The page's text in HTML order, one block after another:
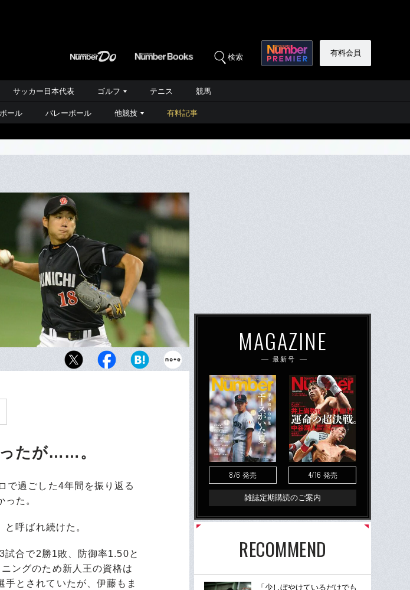
検索 有料会員
サッカー日本代表 ゴルフ テニス 競馬
ール バレーボール 他競技 有料記事
イマックスシリーズ・ファイナルステージ第2戦での
ったが……。
で過ごした4年間を振り返る
た。
呼ばれ続けた。
合で2勝1敗、防御率1.50と
ングのため新人王の資格は
とされていたが、伊藤もま
MAGAZINE
最新号
8/6 発売 4/16 発売
雑誌定期購読のご案内
RECOMMEND
「少しぼやけているだけでも